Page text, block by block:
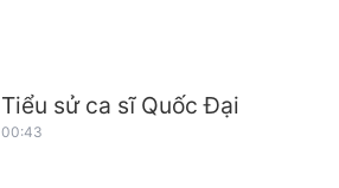
Tiểu sử ca sĩ Quốc Đại
00:43